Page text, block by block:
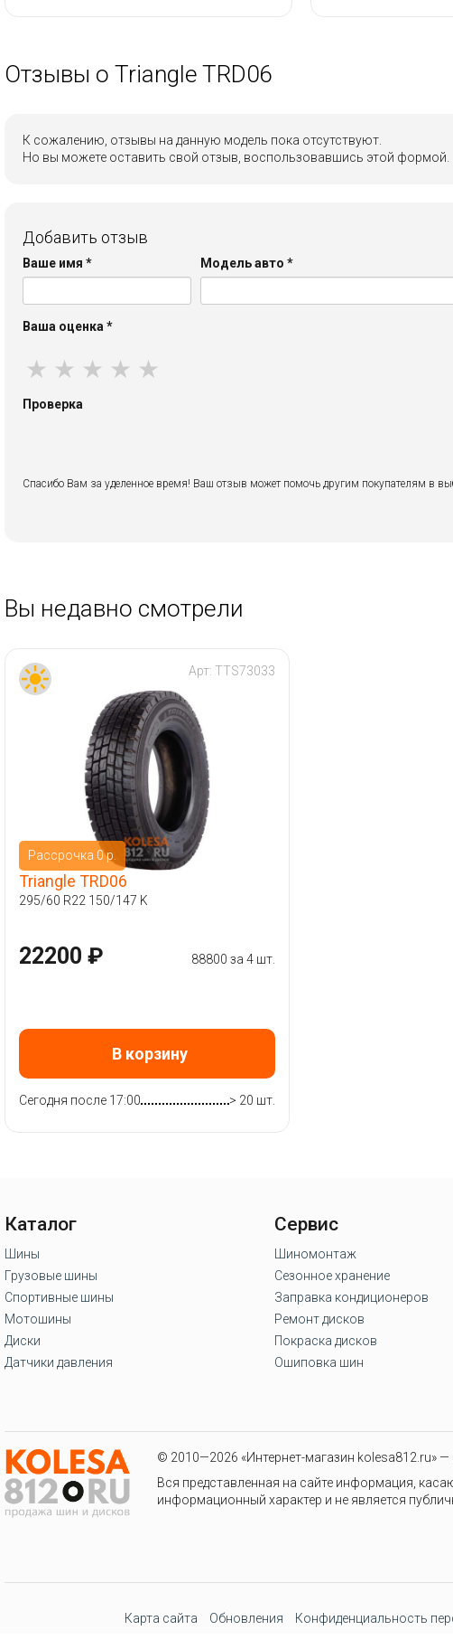
Отзывы о Triangle TRD06
К сожалению, отзывы на данную модель пока отсутствуют.
Но вы можете оставить свой отзыв, воспользовавшись этой формой.
Добавить отзыв
Ваше имя * Модель авто*
Ваша оценка *
★ ★ ★ ★ ★
Проверка
Спасибо Вам за уделенное время! Ваш отзыв может помочь другим покупателям в
Вы недавно смотрели
Рассрочка 0 р.
Арт: TTS73033
Triangle TRD06
295/60 R22 150/147 K
22200 ₽ 88800 за 4 шт.
В корзину
Сегодня после 17:00 > 20 шт.
Каталог
Шины
Грузовые шины
Спортивные шины
Мотошины
Диски
Датчики давления
Сервис
Шиномонтаж
Сезонное хранение
Заправка кондиционеров
Ремонт дисков
Покраска дисков
Ошиповка шин
© 2010—2026 «Интернет-магазин kolesa812.ru»
Вся представленная на сайте информация,
информационный характер и не является
Карта сайта Обновления Конфиденциальность